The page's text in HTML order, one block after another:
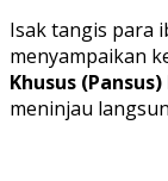
Isak tangis para
menyampaikan
Khusus
meninjau